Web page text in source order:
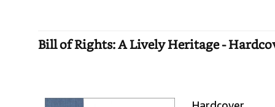
Bill of Rights: A Lively Heritage -